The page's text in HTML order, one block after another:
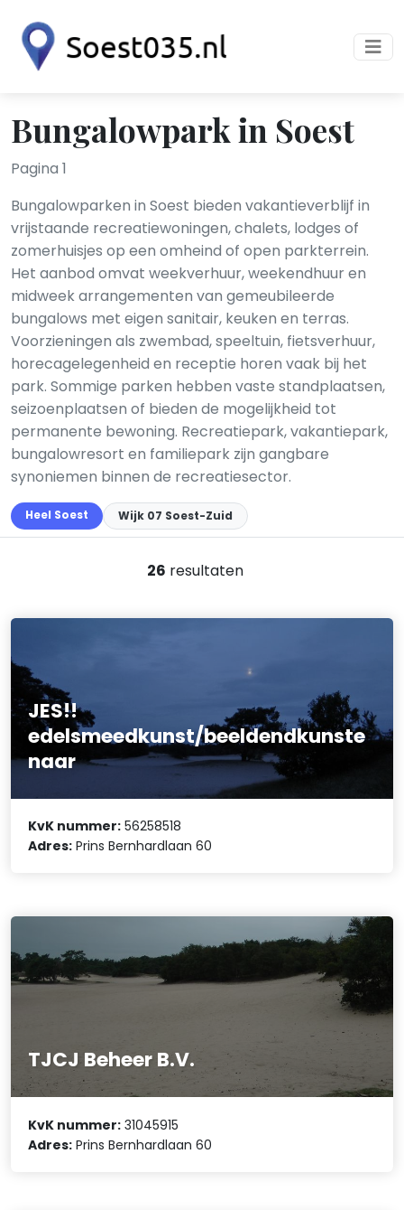
Bungalowpark in Soest
Pagina 1
Bungalowparken in Soest bieden vakantieverblijf in
vrijstaande recreatiewoningen, chalets, lodges of
zomerhuisjes op een omheind of open parkterrein.
Het aanbod omvat weekverhuur, weekendhuur en
midweek arrangementen van gemeubileerde
bungalows met eigen sanitair, keuken en terras.
Voorzieningen als zwembad, speeltuin, fietsverhuur,
horecagelegenheid en receptie horen vaak bij het
park. Sommige parken hebben vaste standplaatsen,
seizoenplaatsen of bieden de mogelijkheid tot
permanente bewoning. Recreatiepark, vakantiepark,
bungalowresort en familiepark zijn gangbare
synoniemen binnen de recreatiesector.
Heel Soest Wijk 07 Soest-Zuid
26 resultaten
JES!!
edelsmeedkunst/beeldendkunste
naar
KvK nummer: 56258518
Adres: Prins Bernhardlaan 60
TJCJ Beheer B.V.
KvK nummer: 31045915
Adres: Prins Bernhardlaan 60